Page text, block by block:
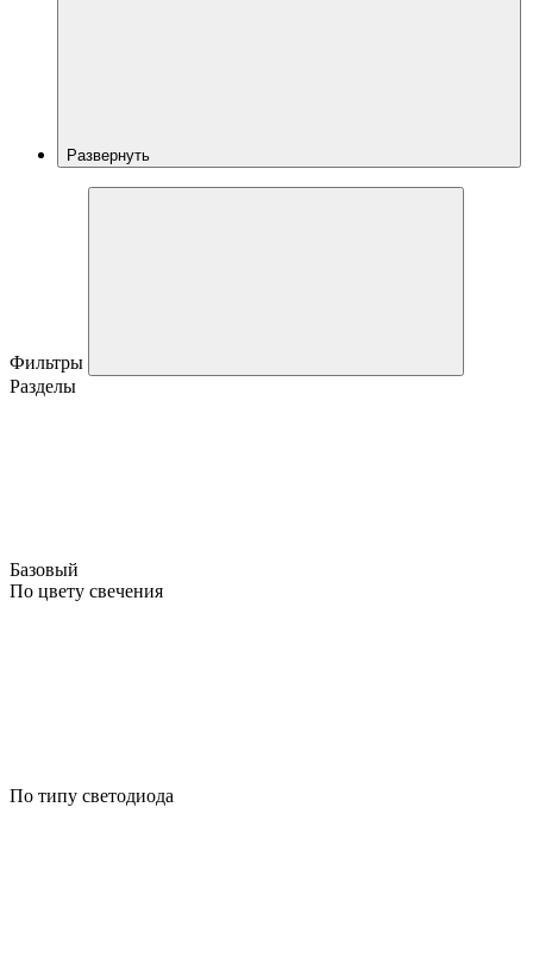
Развернуть
Фильтры
Разделы
Базовый
По цвету свечения
По типу светодиода